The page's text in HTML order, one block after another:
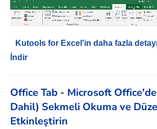
Kutools for Excel'in daha fazla
İndir
Office Tab - Microsoft
Dahil) Sekmeli Okuma ve
Etkinleştirin